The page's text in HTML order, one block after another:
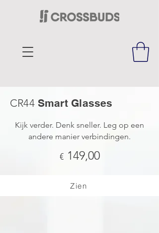
CR44 Smart Glasses
Kijk verder. Denk sneller. Leg op een
andere manier verbindingen.
€ 149,00
Zien